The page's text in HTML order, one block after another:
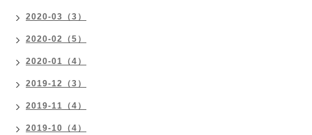
2020-03（3）
2020-02（5）
2020-01（4）
2019-12（3）
2019-11（4）
2019-10（4）